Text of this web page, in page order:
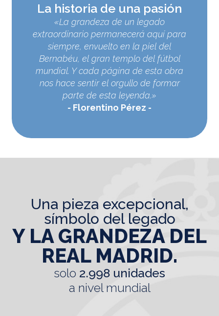
La historia de una pasión
«La grandeza de un legado
extraordinario permanecerá aquí para
siempre, envuelto en la piel del
Bernabéu, el gran templo del fútbol
mundial. Y cada página de esta obra
nos hace sentir el orgullo de formar
parte de esta leyenda.»
Florentino Pérez
una pieza excepcional,
símbolo del legado
Y LA GRANDEZA DEL
REAL MADRID.
solo 2.998 unidades
a nivel mundial